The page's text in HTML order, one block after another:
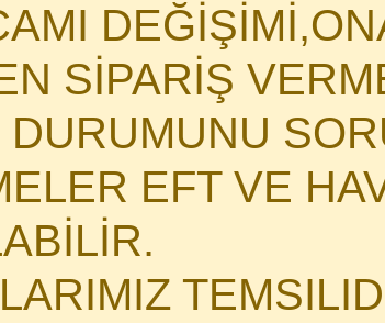
SİPARİŞ
DURUMUNU
EFT VE